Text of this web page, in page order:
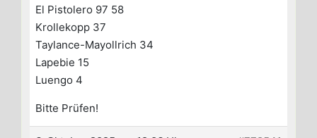
El Pistolero 97 58
Krollekopp 37
Taylance-Mayollrich 34
Lapebie 15
Luengo 4
Bitte Prüfen!